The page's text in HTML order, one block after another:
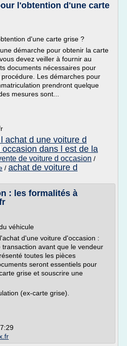
l'obtention d'une carte
d'une carte grise ?
démarche pour obtenir la carte
devez veiller à fournir au
documents nécessaires pour
Les démarches pour
prendront quelque
mesures sont...
l achat d une voiture d
occasion dans l est de la
de voiture d occasion /
/ achat de voiture d
: les formalités à
véhicule
d'une voiture d'occasion :
avant que le vendeur
toutes les pièces
seront essentiels pour
grise et souscrire une
(ex-carte grise).